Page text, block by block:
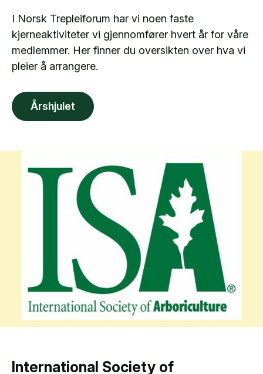
I Norsk Trepleiforum har vi noen faste
kjerneaktiviteter vi gjennomfører hvert år for våre
medlemmer. Her finner du oversikten over hva vi
pleier å arrangere.
Årshjulet
International Society of